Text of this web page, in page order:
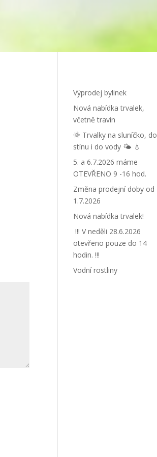
Výprodej bylinek
Nová nabídka trvalek,
včetně travin
🌞 Trvalky na sluníčko, do
stínu i do vody 🌤 💧
5. a 6.7.2026 máme
OTEVŘENO 9 -16 hod.
Změna prodejní doby od
1.7.2026
Nová nabídka trvalek!
!!! V neděli 28.6.2026
otevřeno pouze do 14
hodin. !!!
Vodní rostliny